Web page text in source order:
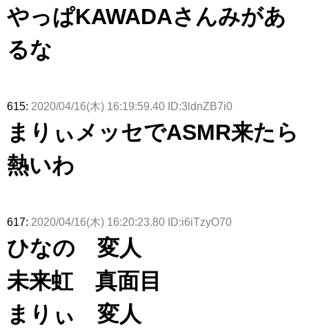
ト！」水曜
スタジオ出
る...
【くりぃむ
ナンタラ】
ィット 東
京ドーム公
んと再会し
た結果･･･
やっぱKAWADAさんみがあ
るな
615: 2020/04/16(木) 16:19:59.40 ID:3ldnZB7i0
まりぃメッセでASMR来たら
熱いわ
617: 2020/04/16(木) 16:20:23.80 ID:i6iTzyO70
ひなの 変人
未来虹 真面目
まりぃ 変人